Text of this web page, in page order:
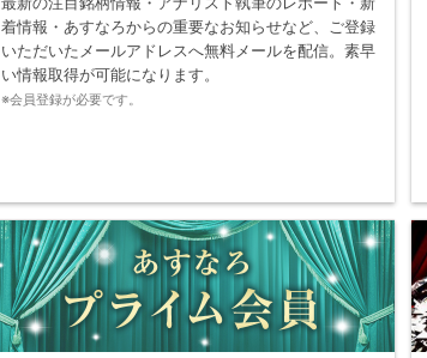
着情報・あすなろからの重要なお知らせなど、ご登録
いただいたメールアドレスへ無料メールを配信。素早
い情報取得が可能になります。
※会員登録が必要です。